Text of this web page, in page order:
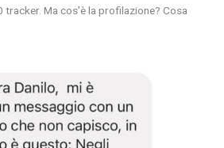
Ma cos’è la profilazione? Cosa